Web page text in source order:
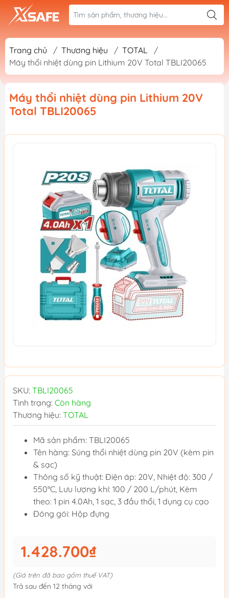
Trang chủ / Thương hiệu / TOTAL
/
Máy thổi nhiệt dùng pin Lithium 20V Total TBLI20065
Máy thổi nhiệt dùng pin Lithium 20V
Total TBLI20065
SKU: TBLI20065
Tình trạng: Còn hàng
Thương hiệu: TOTAL
Mã sản phẩm: TBLI20065
Tên hàng: Súng thổi nhiệt dùng pin 20V (kèm pin
& sạc)
Thông số kỹ thuật: Điện áp: 20V, Nhiệt độ: 300 /
550°C, Lưu lượng khí: 100 / 200 L/phút, Kèm
theo: 1 pin 4.0Ah, 1 sạc, 3 đầu thổi, 1 dụng cụ cạo
Đóng gói: Hộp đựng
1.428.700₫
(Giá trên đã bao gồm thuế VAT)
Trả sau đến 12 tháng với